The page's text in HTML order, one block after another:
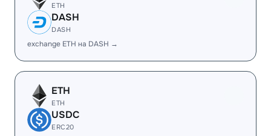
ETH
DASH
DASH
exchange ETH на DASH →
ETH
ETH
USDC
ERC20